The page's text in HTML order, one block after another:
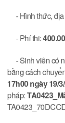
- Hình thức, địa
- Phí thi:
- Sinh viên có
bằng cách
17h00 ngày 19/
pháp: